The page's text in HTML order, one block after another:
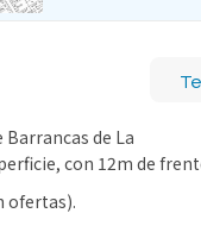
de La
con 12m de
ofertas).